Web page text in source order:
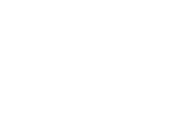
pedagógica,